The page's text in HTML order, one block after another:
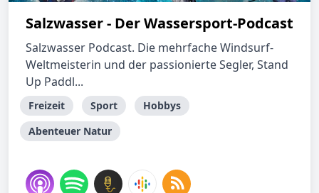
Salzwasser - Der Wassersport-Podcast
Salzwasser Podcast. Die mehrfache Windsurf-
Weltmeisterin und der passionierte Segler, Stand
Up Paddl...
Freizeit Sport
Hobbys
Abenteuer Natur